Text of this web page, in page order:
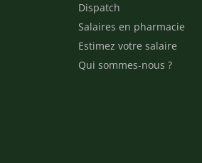
Dispatch
Salaires en pharmacie
Estimez votre salaire
Qui sommes-nous ?